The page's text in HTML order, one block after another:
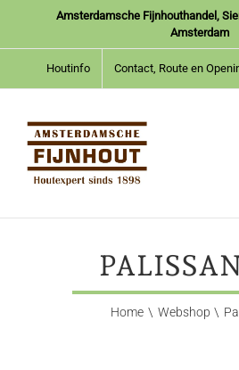
inhoud
Amsterdamsche Fijnhouthandel,
Amsterdam
Houtinfo Contact, Route en
Home Webshop